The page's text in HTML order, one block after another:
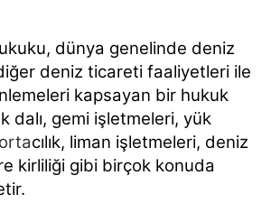
dünya genelinde deniz
diğer deniz ticareti faaliyetleri ile
kapsayan bir hukuk
dalı, gemi işletmeleri, yük
cılık, liman işletmeleri, deniz
kirliliği gibi birçok konuda